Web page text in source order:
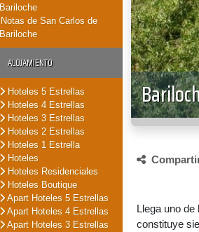
Bariloche
Notas de San Carlos de
Bariloche
ALOJAMIENTO
Hoteles 5 Estrellas
Hoteles 4 Estrellas
Hoteles 3 Estrellas
Hoteles 2 Estrellas
Hoteles 1 Estrella
Hoteles
Hoteles Residenciales
Hoteles Boutique
Apart Hoteles 5 Estrellas
Apart Hoteles 4 Estrellas
Apart Hoteles 3 Estrellas
Llega uno
constituye